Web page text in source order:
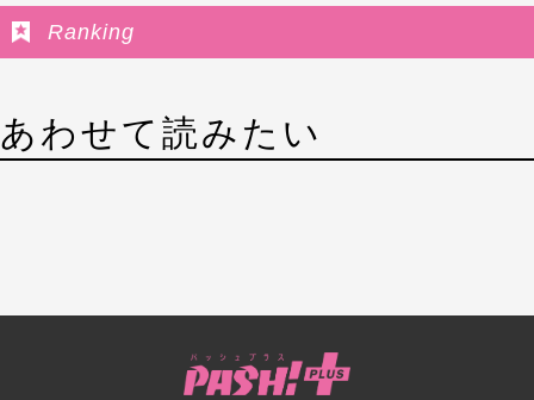
Ranking
あわせて読みたい